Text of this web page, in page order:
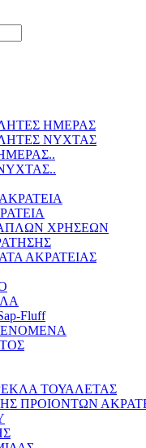
ΗΜΕΡΑΣ
ΝΥΧΤΑΣ
ΧΡΗΣΕΩΝ
ΑΚΡΑΤΕΙΑΣ
Fluff
ΤΟΥΑΛΕΤΑΣ
ΠΡΟΙΟΝΤΩΝ